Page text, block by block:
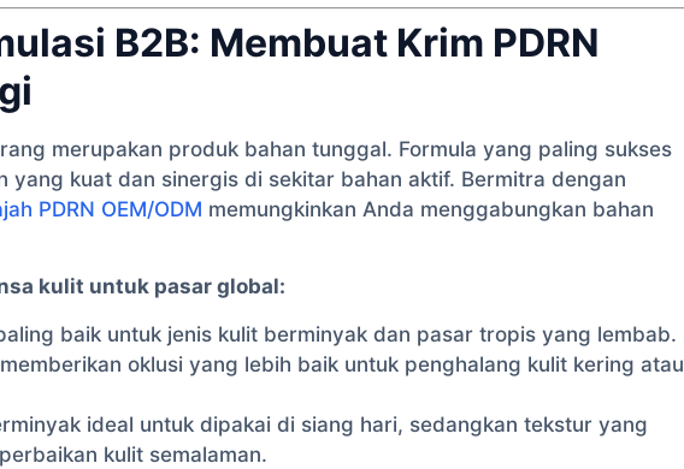
B2B: Membuat Krim PDRN
merupakan produk bahan tunggal. Formula yang paling sukses
yang kuat dan sinergis di sekitar bahan aktif. Bermitra dengan
PDRN OEM/ODM memungkinkan Anda menggabungkan bahan
kulit untuk pasar global:
baik untuk jenis kulit berminyak dan pasar tropis yang lembab.
oklusi yang lebih baik untuk penghalang kulit kering atau
ideal untuk dipakai di siang hari, sedangkan tekstur yang
kulit semalaman.